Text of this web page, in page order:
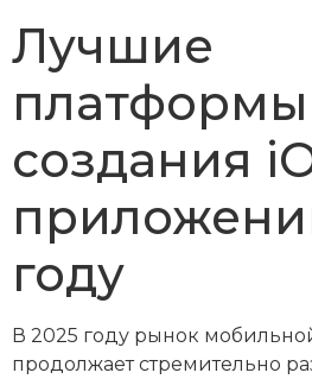
Лучшие
создания
году
В 2025 году рынок
продолжает стремительно